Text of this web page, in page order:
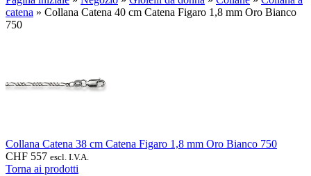
catena » Collana Catena 40 cm Catena Figaro 1,8 mm Oro Bianco
750
Collana Catena 38 cm Catena Figaro 1,8 mm Oro Bianco 750
CHF 557 escl. I.V.A.
Torna ai prodotti